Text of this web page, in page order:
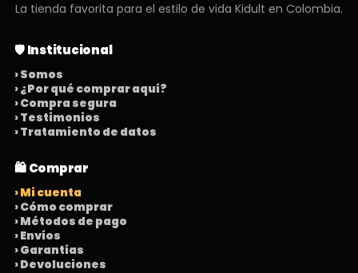
La tienda favorita para el estilo de vida Kidult en Colombia.
🛡️ Institucional
› Somos
› ¿Por qué comprar aquí?
› Compra segura
› Testimonios
› Tratamiento de datos
🛍️ Comprar
› Mi cuenta
› Cómo comprar
› Métodos de pago
› Envíos
› Garantías
› Devoluciones